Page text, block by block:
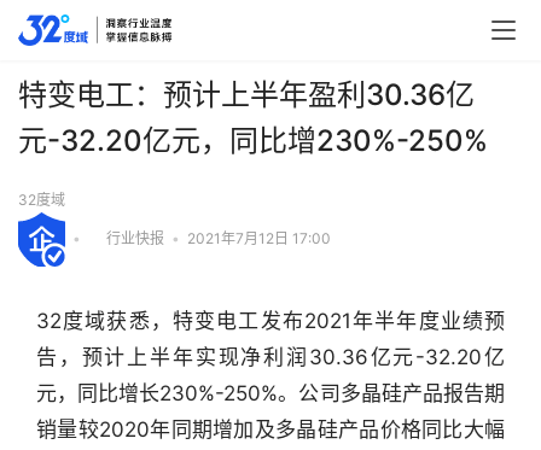
特变电工：预计上半年盈利30.36亿
元-32.20亿元，同比增230%-250%
32度域
• 行业快报 • 2021年7月12日 17:00
32度域获悉，特变电工发布2021年半年度业绩预
告，预计上半年实现净利润30.36亿元-32.20亿
元，同比增长230%-250%。公司多晶硅产品报告期
销量较2020年同期增加及多晶硅产品价格同比大幅